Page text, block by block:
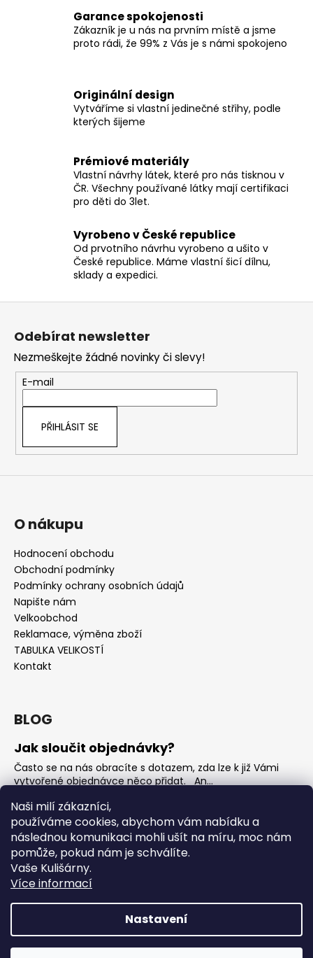
Naši milí zákazníci,
používáme cookies, abychom vám nabídku a
následnou komunikaci mohli ušít na míru, moc nám
pomůže, pokud nám je schválíte.
Vaše Kulišárny.
Více informací
Nastavení
a
c
í
v
k
p
i
s
á
n
í
Garance spokojenosti
Zákazník je u nás na prvním místě a jsme
proto rádi, že 99% z Vás je s námi spokojeno
Originální design
Vytváříme si vlastní jedinečné střihy, podle
kterých šijeme
Prémiové materiály
Vlastní návrhy látek, které pro nás tisknou v
ČR. Všechny používané látky mají certifikaci
pro děti do 3let.
Vyrobeno v České republice
Od prvotního návrhu vyrobeno a ušito v
České republice. Máme vlastní šicí dílnu,
sklady a expedici.
Z
Odebírat newsletter
Nezmeškejte žádné novinky či slevy!
E-mail
PŘIHLÁSIT SE
O nákupu
Hodnocení obchodu
Obchodní podmínky
Podmínky ochrany osobních údajů
Napište nám
Velkoobchod
Reklamace, výměna zboží
TABULKA VELIKOSTÍ
Kontakt
BLOG
Jak sloučit objednávky?
Často se na nás obracíte s dotazem, zda lze k již Vámi
vytvořené objednávce něco přidat. An...
Jak vybrat rostoucí overal na jaro?
Nejčastější otázka, kterou od Vás teď dostáváme je, jak
vybrat rostoucí overal na nadcházející jarní...
OVERALY jaké jsou mezi nimi rozdíly
Overaly jsou velmi oblíbeným kouskem. Snadno se
oblékají, nevykasávají se a přebalování je hračka. ...
Copyright 2026Kulišárny. Všechna práva vyhrazena.